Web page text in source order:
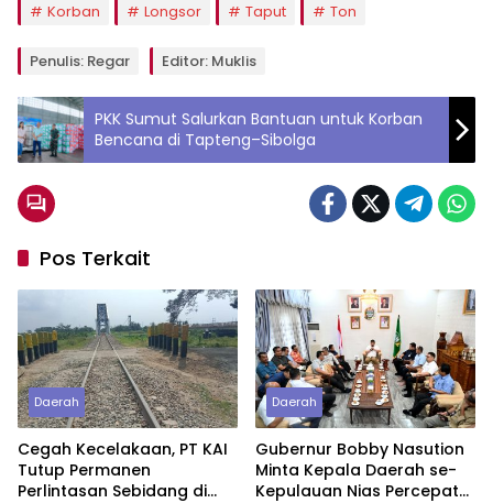
Korban
Longsor Taput Ton
Penulis: Regar Editor: Muklis
PKK Sumut Salurkan Bantuan untuk Korban
Bencana di Tapteng–Sibolga
Pos Terkait
Daerah
Cegah Kecelakaan, PT KAI
Tutup Permanen
Perlintasan Sebidang di
Daerah
Gubernur Bobby Nasution
Minta Kepala Daerah se-
Kepulauan Nias Percepat